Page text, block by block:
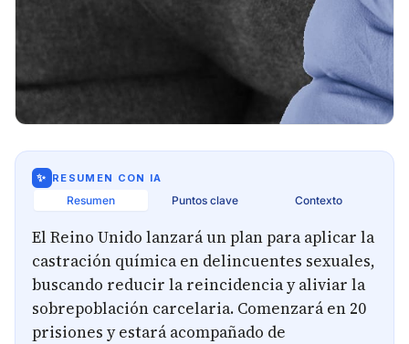
✨ RESUMEN CON IA
Resumen Puntos clave Contexto
El Reino Unido lanzará un plan para aplicar la
castración química en delincuentes sexuales,
buscando reducir la reincidencia y aliviar la
sobrepoblación carcelaria. Comenzará en 20
prisiones y estará acompañado de